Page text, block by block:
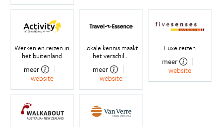
Werken en reizen in
het buitenland
meer
website
Lokale kennis maakt
het verschil...
meer
website
Luxe reizen
meer
website